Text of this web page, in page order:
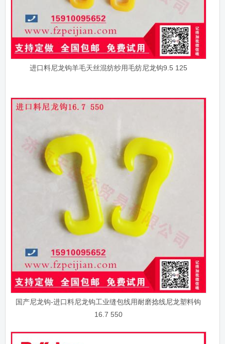
进口料尼龙钩羊毛天丝混纺纱用毛纺尼龙钩9.5 125
国产尼龙钩-进口料尼龙钩工业缝包线用耐磨捻线尼龙塑料钩
16.7 550